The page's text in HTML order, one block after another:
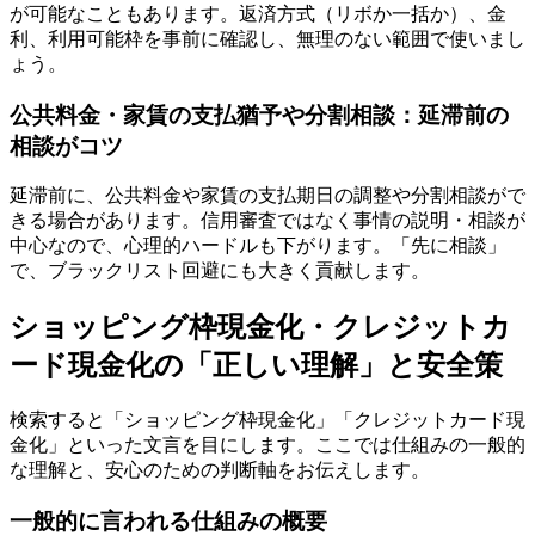
が可能なこともあります。返済方式（リボか一括か）、金
利、利用可能枠を事前に確認し、無理のない範囲で使いまし
ょう。
公共料金・家賃の支払猶予や分割相談：延滞前の
相談がコツ
延滞前に、公共料金や家賃の支払期日の調整や分割相談がで
きる場合があります。信用審査ではなく事情の説明・相談が
中心なので、心理的ハードルも下がります。「先に相談」
で、ブラックリスト回避にも大きく貢献します。
ショッピング枠現金化・クレジットカ
ード現金化の「正しい理解」と安全策
検索すると「ショッピング枠現金化」「クレジットカード現
金化」といった文言を目にします。ここでは仕組みの一般的
な理解と、安心のための判断軸をお伝えします。
一般的に言われる仕組みの概要